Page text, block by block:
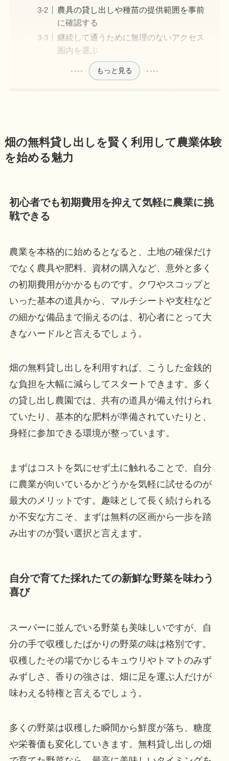
農具の貸し出しや種苗の提供範囲を事前
に確認する
継続して通うために無理のないアクセス
圏内を選ぶ
もっと見る
畑の無料貸し出しを賢く利用して農業体験
を始める魅力
初心者でも初期費用を抑えて気軽に農業に挑
戦できる
農業を本格的に始めるとなると、土地の確保だけ
でなく農具や肥料、資材の購入など、意外と多く
の初期費用がかかるものです。クワやスコップと
いった基本の道具から、マルチシートや支柱など
の細かな備品まで揃えるのは、初心者にとって大
きなハードルと言えるでしょう。
畑の無料貸し出しを利用すれば、こうした金銭的
な負担を大幅に減らしてスタートできます。多く
の貸し出し農園では、共有の道具が備え付けられ
ていたり、基本的な肥料が準備されていたりと、
身軽に参加できる環境が整っています。
まずはコストを気にせず土に触れることで、自分
に農業が向いているかどうかを気軽に試せるのが
最大のメリットです。趣味として長く続けられる
か不安な方こそ、まずは無料の区画から一歩を踏
み出すのが賢い選択と言えます。
自分で育てた採れたての新鮮な野菜を味わう
喜び
スーパーに並んでいる野菜も美味しいですが、自
分の手で収穫したばかりの野菜の味は格別です。
収穫したその場でかじるキュウリやトマトのみず
みずしさ、香りの強さは、畑に足を運ぶ人だけが
味わえる特権と言えるでしょう。
多くの野菜は収穫した瞬間から鮮度が落ち、糖度
や栄養価も変化していきます。無料貸し出しの畑